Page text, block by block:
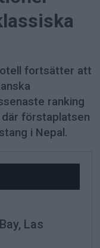
fortsätter att
ranking
förstaplatsen
i Nepal.
Las